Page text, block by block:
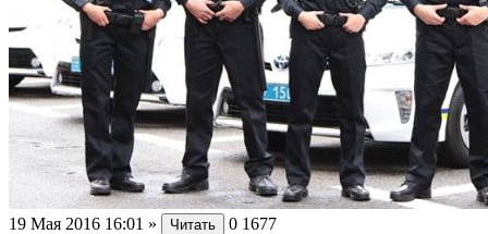
19 Мая 2016 16:01 » Читать 0 1677